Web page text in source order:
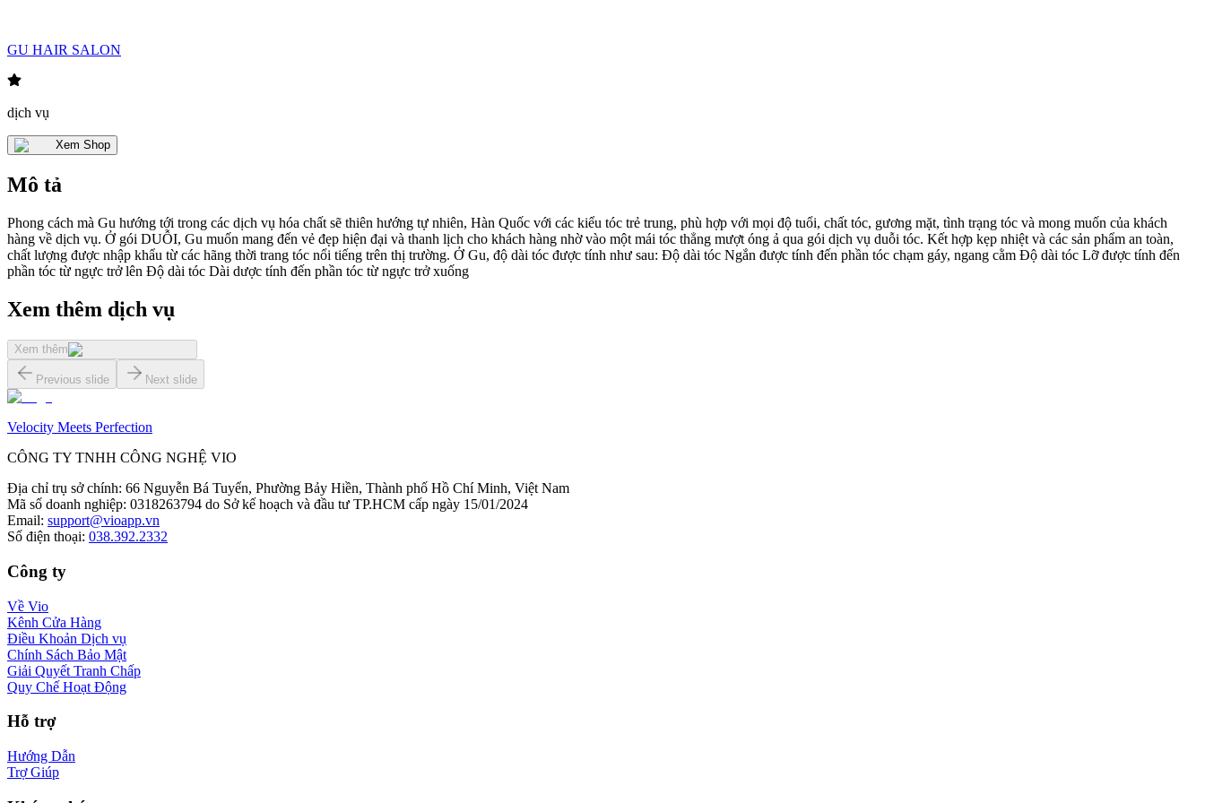
GU HAIR SALON
dịch vụ
Xem Shop
Mô tả
Phong cách mà Gu hướng tới trong các dịch vụ hóa chất sẽ thiên hướng tự nhiên, Hàn Quốc với các kiểu tóc trẻ trung, phù hợp với mọi độ tuổi, chất tóc, gương mặt, tình trạng tóc và mong muốn của khách
hàng về dịch vụ. Ở gói DUỖI, Gu muốn mang đến vẻ đẹp hiện đại và thanh lịch cho khách hàng nhờ vào một mái tóc thẳng mượt óng ả qua gói dịch vụ duỗi tóc. Kết hợp kẹp nhiệt và các sản phẩm an toàn,
chất lượng được nhập khẩu từ các hãng thời trang tóc nổi tiếng trên thị trường. Ở Gu, độ dài tóc được tính như sau: Độ dài tóc Ngắn được tính đến phần tóc chạm gáy, ngang cằm Độ dài tóc Lỡ được tính đến
phần tóc từ ngực trở lên Độ dài tóc Dài dược tính đến phần tóc từ ngực trở xuống
Xem thêm dịch vụ
Xem thêm
Previous slide Next slide
Velocity Meets Perfection
CÔNG TY TNHH CÔNG NGHỆ VIO
Địa chỉ trụ sở chính: 66 Nguyễn Bá Tuyển, Phường Bảy Hiền, Thành phố Hồ Chí Minh, Việt Nam
Mã số doanh nghiệp: 0318263794 do Sở kế hoạch và đầu tư TP.HCM cấp ngày 15/01/2024
Email: support@vioapp.vn
Số điện thoại: 038.392.2332
Công ty
Về Vio
Kênh Cửa Hàng
Điều Khoản Dịch vụ
Chính Sách Bảo Mật
Giải Quyết Tranh Chấp
Quy Chế Hoạt Động
Hỗ trợ
Hướng Dẫn
Trợ Giúp